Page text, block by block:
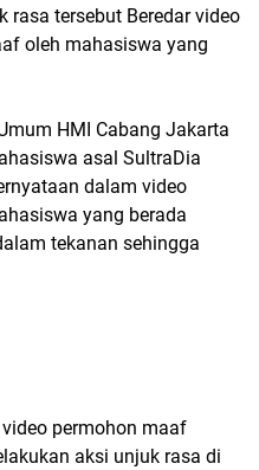
rasa tersebut Beredar video
oleh mahasiswa yang
HMI Cabang Jakarta
asal SultraDia
dalam video
yang berada
tekanan sehingga
permohon maaf
aksi unjuk rasa di